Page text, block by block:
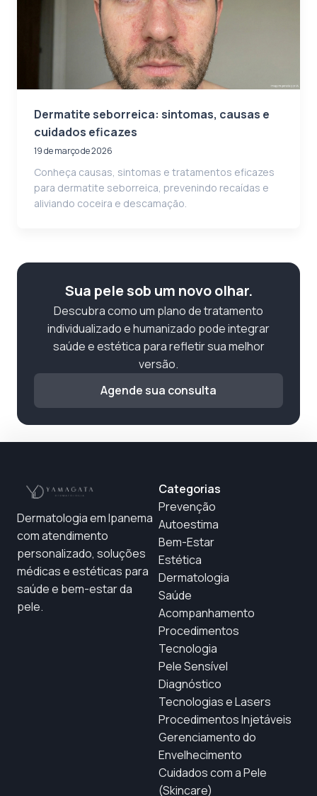
Dermatite seborreica: sintomas, causas e
cuidados eficazes
19 de março de 2026
Conheça causas, sintomas e tratamentos eficazes
para dermatite seborreica, prevenindo recaídas e
aliviando coceira e descamação.
Sua pele sob um novo olhar.
Descubra como um plano de tratamento
individualizado e humanizado pode integrar
saúde e estética para refletir sua melhor
versão.
Agende sua consulta
Dermatologia em Ipanema
com atendimento
personalizado, soluções
médicas e estéticas para
saúde e bem-estar da
pele.
Categorias
Prevenção
Autoestima
Bem-Estar
Estética
Dermatologia
Saúde
Acompanhamento
Procedimentos
Tecnologia
Pele Sensível
Diagnóstico
Tecnologias e Lasers
Procedimentos Injetáveis
Gerenciamento do
Envelhecimento
Cuidados com a Pele
(Skincare)